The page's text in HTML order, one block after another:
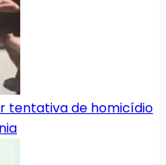
tentativa de homicídio